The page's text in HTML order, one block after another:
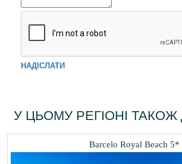
НАДІСЛАТИ
У ЦЬОМУ РЕГІОНІ
Barcelo Royal Beach 5*